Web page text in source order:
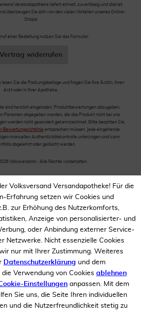
Versandapotheke liefert schnell, zuverlässig und diskret.
überzeugen Sie sich von den vielen Vorteilen unseres Online-
Shops!
einer Bestellung nutzen Sie das Formular:
Vertrag widerrufen
Sie die Packungsbeilage und fragen Sie Ihre Ärztin, Ihren
Arzt oder in Ihrer Apotheke.
sind herzlich eingeladen, Produktbewertungen abzugeben.
Personen abgegeben werden, die das Produkt nicht bei uns
werden nicht gesondert gekennzeichnet. Bitte beachten Sie,
Bewertungsrichtlinie entsprechen müssen. Jede eingehende
manuellen Authentizitätskontrolle unterzogen und kann
abgelehnt oder gelöscht werden.
Volksversand - Alle Rechte vorbehalten
Volksversand Versandapotheke! Für die
Erfahrung setzen wir Cookies und
zur Erhöhung des Nutzerkomforts,
Anzeige von personalisierter- und
oder Anbindung externer Service-
Netzwerke. Nicht essenzielle Cookies
nur mit Ihrer Zustimmung. Weiteres
Datenschutzerklärung und dem
die Verwendung von Cookies ablehnen
Einstellungen anpassen. Mit dem
Sie uns, die Seite Ihren individuellen
und die Nutzerfreundlichkeit stetig zu